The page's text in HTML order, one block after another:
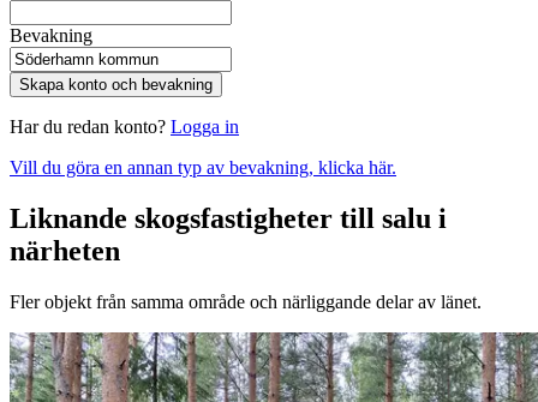
Bevakning
Skapa konto och bevakning
Har du redan konto? Logga in
Vill du göra en annan typ av bevakning, klicka här.
Liknande skogsfastigheter till salu i
närheten
Fler objekt från samma område och närliggande delar av länet.